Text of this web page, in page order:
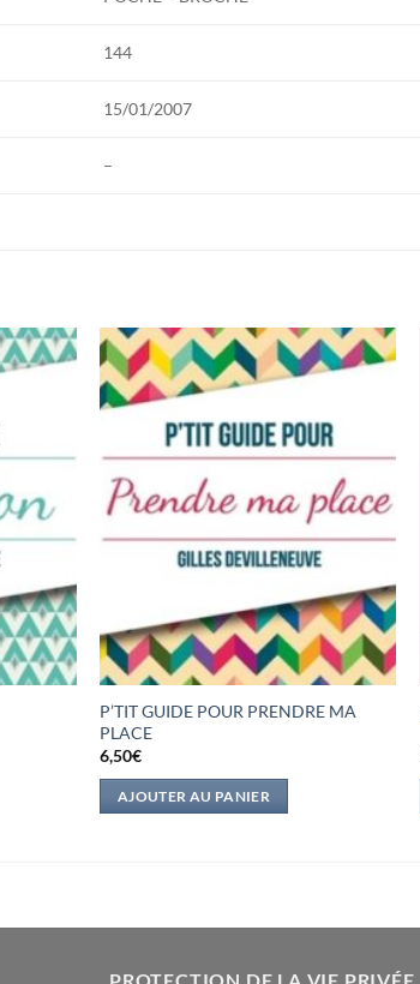
144
15/01/2007
–
P’TIT GUIDE POUR PRENDRE MA
PLACE
6,50€
AJOUTER AU PANIER
PROTECTION DE LA VIE PRIVÉE